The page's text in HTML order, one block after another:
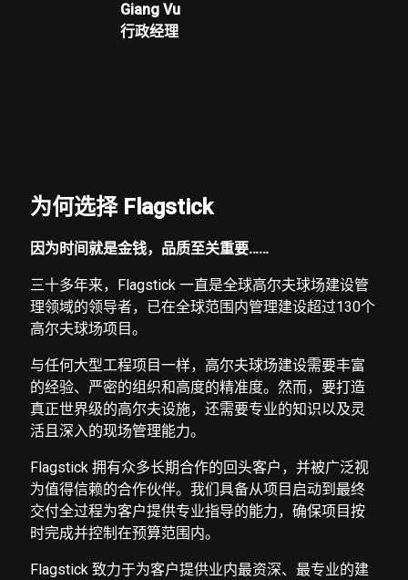
Giang Vu
行政经理
为何选择 Flagstick
因为时间就是金钱，品质至关重要……
三十多年来，Flagstick 一直是全球高尔夫球场建设管
理领域的领导者，已在全球范围内管理建设超过130个
高尔夫球场项目。
与任何大型工程项目一样，高尔夫球场建设需要丰富
的经验、严密的组织和高度的精准度。然而，要打造
真正世界级的高尔夫设施，还需要专业的知识以及灵
活且深入的现场管理能力。
Flagstick 拥有众多长期合作的回头客户，并被广泛视
为值得信赖的合作伙伴。我们具备从项目启动到最终
交付全过程为客户提供专业指导的能力，确保项目按
时完成并控制在预算范围内。
Flagstick 致力于为客户提供业内最资深、最专业的建